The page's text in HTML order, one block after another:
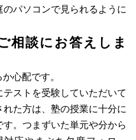
パソコンで見られるように
相談にお答えしま
心配です。
ストを受験していただいて
た方は、塾の授業に十分に
。つまずいた単元や分から